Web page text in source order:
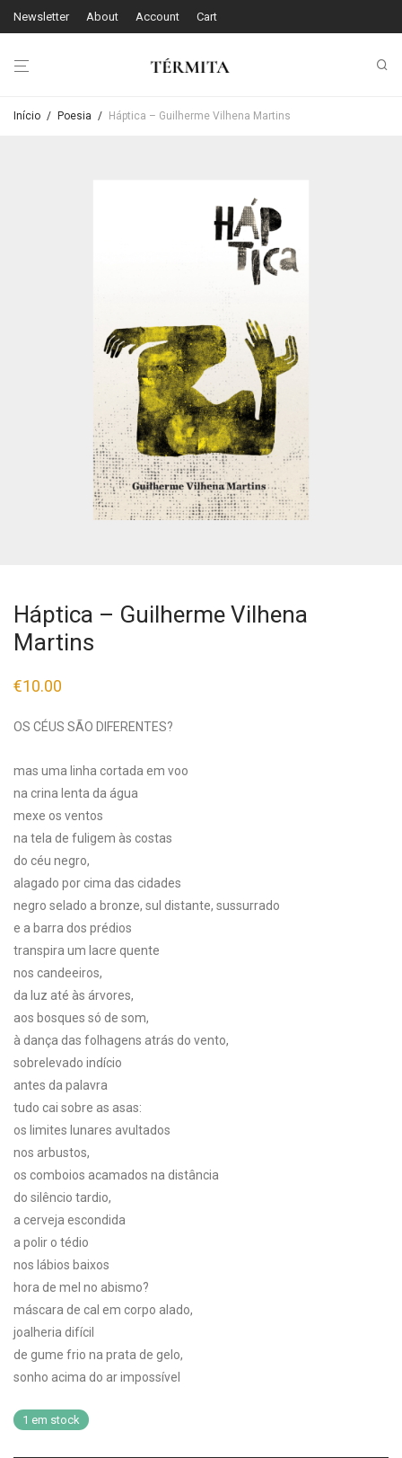
Newsletter About Account Cart
Início / Poesia / Háptica – Guilherme Vilhena Martins
Háptica – Guilherme Vilhena
Martins
€10.00
OS CÉUS SÃO DIFERENTES?
mas uma linha cortada em voo
na crina lenta da água
mexe os ventos
na tela de fuligem às costas
do céu negro,
alagado por cima das cidades
negro selado a bronze, sul distante, sussurrado
e a barra dos prédios
transpira um lacre quente
nos candeeiros,
da luz até às árvores,
aos bosques só de som,
à dança das folhagens atrás do vento,
sobrelevado indício
antes da palavra
tudo cai sobre as asas:
os limites lunares avultados
nos arbustos,
os comboios acamados na distância
do silêncio tardio,
a cerveja escondida
a polir o tédio
nos lábios baixos
hora de mel no abismo?
máscara de cal em corpo alado,
joalheria difícil
de gume frio na prata de gelo,
sonho acima do ar impossível
1 em stock